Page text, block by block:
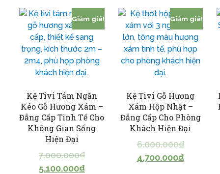
Giảm giá!
Kệ Tivi Tám Ngăn
Kéo Gỗ Hương Xám –
Đẳng Cấp Tinh Tế Cho
Không Gian Sống
Hiện Đại
7.000.000₫
5.100.000₫
Giảm giá!
Kệ Tivi Gỗ Hương
Xám Hộp Nhật –
Đẳng Cấp Cho Phòng
Khách Hiện Đại
6.000.000₫
4.700.000₫